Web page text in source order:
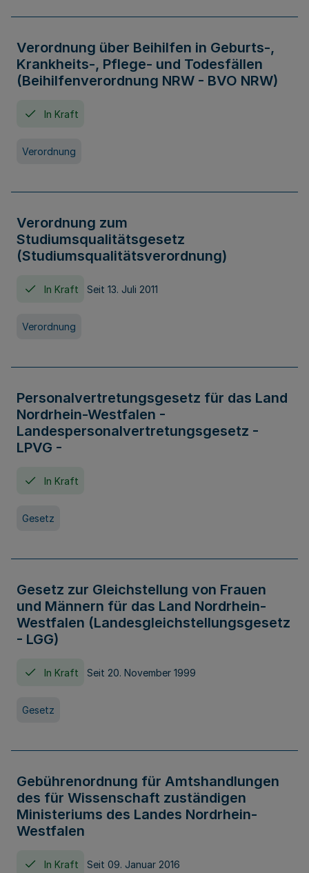
Verordnung über Beihilfen in Geburts-,
Krankheits-, Pflege- und Todesfällen
(Beihilfenverordnung NRW - BVO NRW)
In Kraft
Verordnung
Verordnung zum
Studiumsqualitätsgesetz
(Studiumsqualitätsverordnung)
In Kraft Seit 13. Juli 2011
Verordnung
Personalvertretungsgesetz für das Land
Nordrhein-Westfalen -
Landespersonalvertretungsgesetz -
LPVG -
In Kraft
Gesetz
Gesetz zur Gleichstellung von Frauen
und Männern für das Land Nordrhein-
Westfalen (Landesgleichstellungsgesetz
- LGG)
In Kraft Seit 20. November 1999
Gesetz
Gebührenordnung für Amtshandlungen
des für Wissenschaft zuständigen
Ministeriums des Landes Nordrhein-
Westfalen
In Kraft Seit 09. Januar 2016